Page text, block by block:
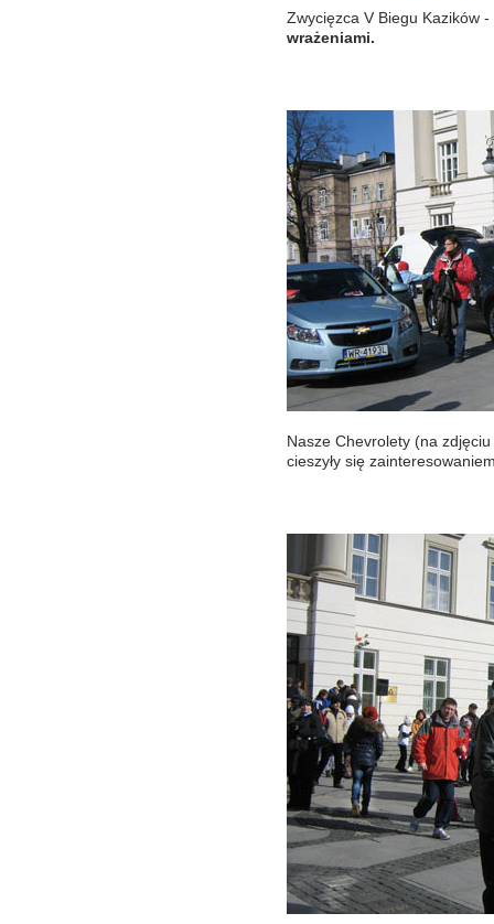
Zwycięzca V Biegu Kazików -
wrażeniami.
Nasze Chevrolety (na
cieszyły się